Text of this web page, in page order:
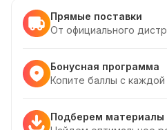
Прямые поставки
От официального
Бонусная программа
Копите баллы с каждой
Подберем материалы